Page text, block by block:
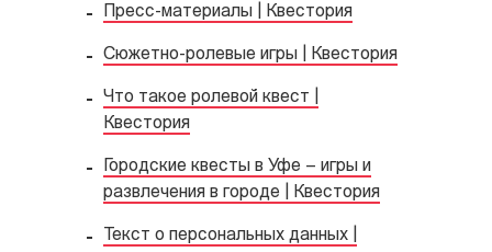
Пресс-материалы | Квестория
Сюжетно-ролевые игры | Квестория
Что такое ролевой квест |
Квестория
Городские квесты в Уфе – игры и
развлечения в городе | Квестория
Текст о персональных данных |